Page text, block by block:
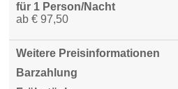
für 1 Person/Nacht
ab € 97,50
Weitere Preisinformationen
Barzahlung